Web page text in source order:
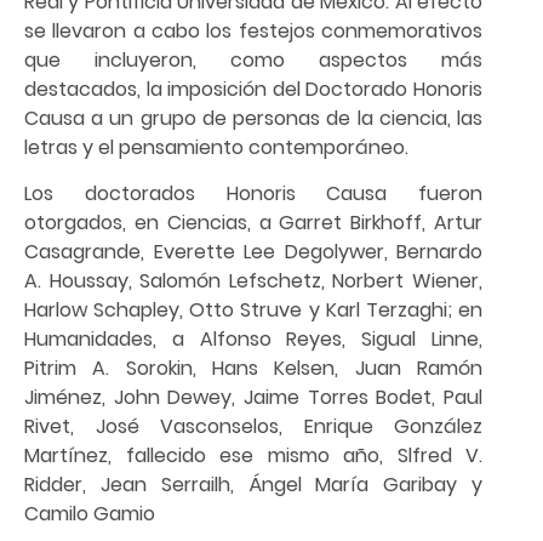
se llevaron a cabo los festejos conmemorativos
que incluyeron, como aspectos más
destacados, la imposición del Doctorado Honoris
Causa a un grupo de personas de la ciencia, las
letras y el pensamiento contemporáneo.
Los doctorados Honoris Causa fueron
otorgados, en Ciencias, a Garret Birkhoff, Artur
Casagrande, Everette Lee Degolywer, Bernardo
A. Houssay, Salomón Lefschetz, Norbert Wiener,
Harlow Schapley, Otto Struve y Karl Terzaghi; en
Humanidades, a Alfonso Reyes, Sigual Linne,
Pitrim A. Sorokin, Hans Kelsen, Juan Ramón
Jiménez, John Dewey, Jaime Torres Bodet, Paul
Rivet, José Vasconselos, Enrique González
Martínez, fallecido ese mismo año, Slfred V.
Ridder, Jean Serrailh, Ángel María Garibay y
Camilo Gamio